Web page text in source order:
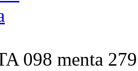
098 menta 279